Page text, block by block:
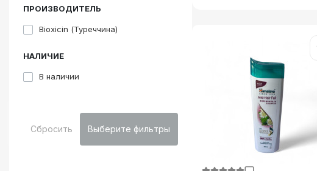
Виробники
ПРОИЗВОДИТЕЛЬ
Bioxicin (Туреччина)
НАЛИЧИЕ
В наличии
Сбросить Выберите фильтры